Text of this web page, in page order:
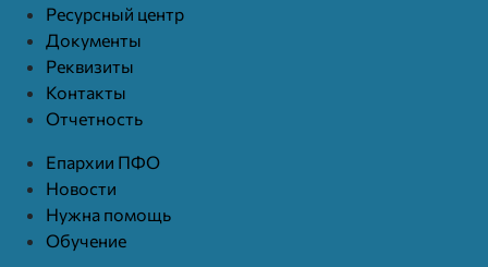
Ресурcный центр
Документы
Реквизиты
Контакты
Отчетность
Епархии ПФО
Новости
Нужна помощь
Обучение